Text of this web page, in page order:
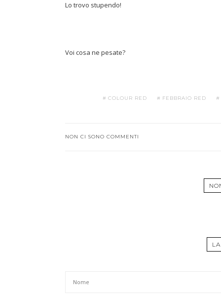
Lo trovo stupendo!
Voi cosa ne pesate?
COLOUR RED FEBBRAIO RED
NON CI SONO COMMENTI